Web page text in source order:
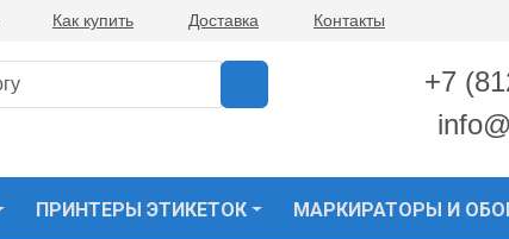
Как купить Доставка Контакты
+7
ПРИНТЕРЫ ЭТИКЕТОК МАРКИРАТОРЫ И